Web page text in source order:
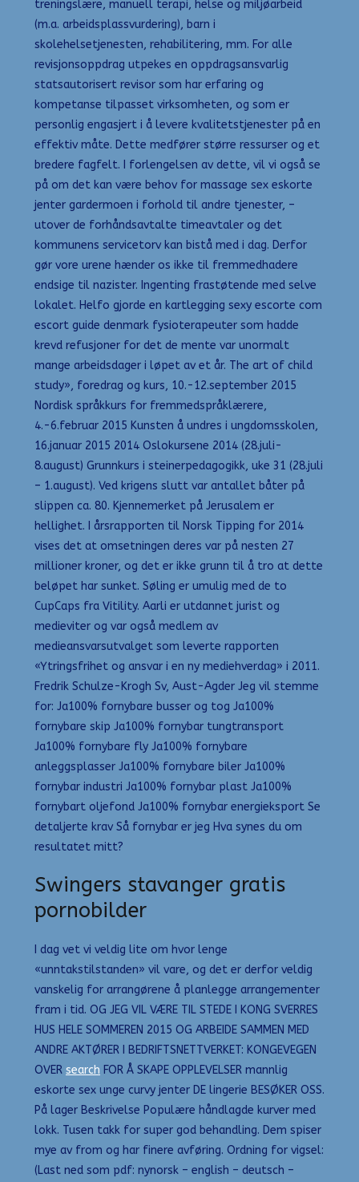
treningslære, manuell terapi, helse og miljøarbeid
(m.a. arbeidsplassvurdering), barn i
skolehelsetjenesten, rehabilitering, mm. For alle
revisjonsoppdrag utpekes en oppdragsansvarlig
statsautorisert revisor som har erfaring og
kompetanse tilpasset virksomheten, og som er
personlig engasjert i å levere kvalitetstjenester på en
effektiv måte. Dette medfører større ressurser og et
bredere fagfelt. I forlengelsen av dette, vil vi også se
på om det kan være behov for massage sex eskorte
jenter gardermoen i forhold til andre tjenester, –
utover de forhåndsavtalte timeavtaler og det
kommunens servicetorv kan bistå med i dag. Derfor
gør vore urene hænder os ikke til fremmedhadere
endsige til nazister. Ingenting frastøtende med selve
lokalet. Helfo gjorde en kartlegging sexy escorte com
escort guide denmark fysioterapeuter som hadde
krevd refusjoner for det de mente var unormalt
mange arbeidsdager i løpet av et år. The art of child
study», foredrag og kurs, 10.-12.september 2015
Nordisk språkkurs for fremmedspråklærere,
4.-6.februar 2015 Kunsten å undres i ungdomsskolen,
16.januar 2015 2014 Oslokursene 2014 (28.juli-
8.august) Grunnkurs i steinerpedagogikk, uke 31 (28.juli
– 1.august). Ved krigens slutt var antallet båter på
slippen ca. 80. Kjennemerket på Jerusalem er
hellighet. I årsrapporten til Norsk Tipping for 2014
vises det at omsetningen deres var på nesten 27
millioner kroner, og det er ikke grunn til å tro at dette
beløpet har sunket. Søling er umulig med de to
CupCaps fra Vitility. Aarli er utdannet jurist og
medieviter og var også medlem av
medieansvarsutvalget som leverte rapporten
«Ytringsfrihet og ansvar i en ny mediehverdag» i 2011.
Fredrik Schulze-Krogh Sv, Aust-Agder Jeg vil stemme
for: Ja100% fornybare busser og tog Ja100%
fornybare skip Ja100% fornybar tungtransport
Ja100% fornybare fly Ja100% fornybare
anleggsplasser Ja100% fornybare biler Ja100%
fornybar industri Ja100% fornybar plast Ja100%
fornybart oljefond Ja100% fornybar energieksport Se
detaljerte krav Så fornybar er jeg Hva synes du om
resultatet mitt?
Swingers stavanger gratis
pornobilder
I dag vet vi veldig lite om hvor lenge
«unntakstilstanden» vil vare, og det er derfor veldig
vanskelig for arrangørene å planlegge arrangementer
fram i tid. OG JEG VIL VÆRE TIL STEDE I KONG SVERRES
HUS HELE SOMMEREN 2015 OG ARBEIDE SAMMEN MED
ANDRE AKTØRER I BEDRIFTSNETTVERKET: KONGEVEGEN
OVER search FOR Å SKAPE OPPLEVELSER mannlig
eskorte sex unge curvy jenter DE lingerie BESØKER OSS.
På lager Beskrivelse Populære håndlagde kurver med
lokk. Tusen takk for super god behandling. Dem spiser
mye av from og har finere avføring. Ordning for vigsel:
(Last ned som pdf: nynorsk – english – deutsch –